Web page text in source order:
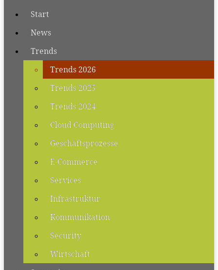
Start
News
Trends
Trends 2026
Trends 2025
Trends 2024
Cloud Computing
Geschäftsprozesse
E-Commerce
Services
Infrastruktur
Kommunikation
Security
Wirtschaft